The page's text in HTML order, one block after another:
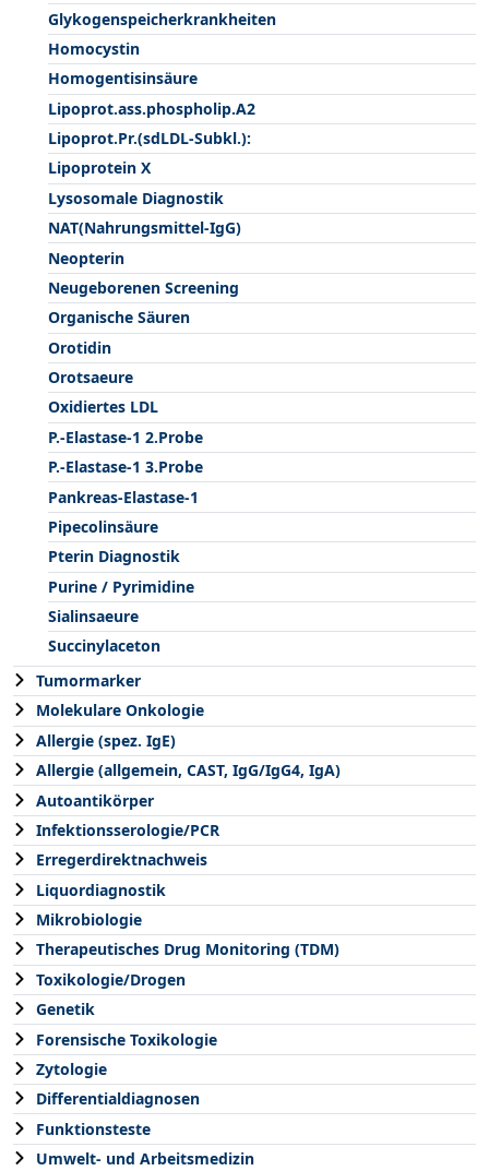
Glykogenspeicherkrankheiten
Homocystin
Homogentisinsäure
Lipoprot.ass.phospholip.A2
Lipoprot.Pr.(sdLDL-Subkl.):
Lipoprotein X
Lysosomale Diagnostik
NAT(Nahrungsmittel-IgG)
Neopterin
Neugeborenen Screening
Organische Säuren
Orotidin
Orotsaeure
Oxidiertes LDL
P.-Elastase-1 2.Probe
P.-Elastase-1 3.Probe
Pankreas-Elastase-1
Pipecolinsäure
Pterin Diagnostik
Purine / Pyrimidine
Sialinsaeure
Succinylaceton
Tumormarker
Molekulare Onkologie
Allergie (spez. IgE)
Allergie (allgemein, CAST, IgG/IgG4, IgA)
Autoantikörper
Infektionsserologie/PCR
Erregerdirektnachweis
Liquordiagnostik
Mikrobiologie
Therapeutisches Drug Monitoring (TDM)
Toxikologie/Drogen
Genetik
Forensische Toxikologie
Zytologie
Differentialdiagnosen
Funktionsteste
Umwelt- und Arbeitsmedizin